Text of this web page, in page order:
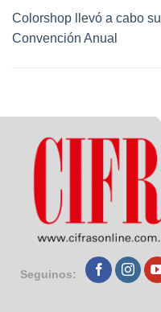
Colorshop llevó a cabo su
Convención Anual
Seguinos: